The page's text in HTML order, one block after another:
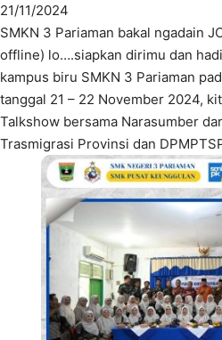
21/11/2024
SMKN 3 Pariaman bakal ngadain
offline) lo….siapkan dirimu dan
kampus biru SMKN 3 Pariaman
tanggal 21 – 22 November 2024,
Talkshow bersama Narasumber
Trasmigrasi Provinsi dan